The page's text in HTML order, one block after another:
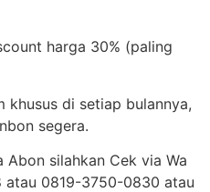
harga 30% (paling
khusus di setiap bulannya,
segera.
silahkan Cek via Wa
0819-3750-0830 atau